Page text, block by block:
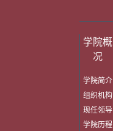
学院概
况
学院简介
组织机构
现任领导
学院历程